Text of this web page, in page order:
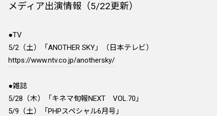
メディア出演情報（5/22更新）
●TV
5/2（土）「ANOTHER SKY」（日本テレビ）
https://www.ntv.co.jp/anothersky/
●雑誌
5/28（木）「キネマ旬報NEXT VOL.70」
5/9（土）「PHPスペシャル6月号」